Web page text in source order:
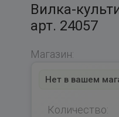
Вилка-
арт. 24057
Магазин:
Нет в вашем
Количество: